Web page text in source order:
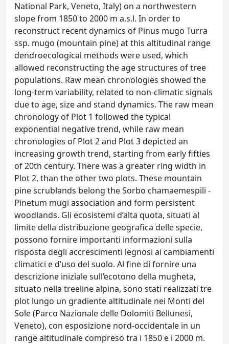
National Park, Veneto, Italy) on a northwestern
slope from 1850 to 2000 m a.s.l. In order to
reconstruct recent dynamics of Pinus mugo Turra
ssp. mugo (mountain pine) at this altitudinal range
dendroecological methods were used, which
allowed reconstructing the age structures of tree
populations. Raw mean chronologies showed the
long-term variability, related to non-climatic signals
due to age, size and stand dynamics. The raw mean
chronology of Plot 1 followed the typical
exponential negative trend, while raw mean
chronologies of Plot 2 and Plot 3 depicted an
increasing growth trend, starting from early fifties
of 20th century. There was a greater ring width in
Plot 2, than the other two plots. These mountain
pine scrublands belong the Sorbo chamaemespili -
Pinetum mugi association and form persistent
woodlands. Gli ecosistemi d’alta quota, situati al
limite della distribuzione geografica delle specie,
possono fornire importanti informazioni sulla
risposta degli accrescimenti legnosi ai cambiamenti
climatici e d’uso del suolo. Al fine di fornire una
descrizione iniziale sull’ecotono della mugheta,
situato nella treeline alpina, sono stati realizzati tre
plot lungo un gradiente altitudinale nei Monti del
Sole (Parco Nazionale delle Dolomiti Bellunesi,
Veneto), con esposizione nord-occidentale in un
range altitudinale compreso tra i 1850 e i 2000 m.